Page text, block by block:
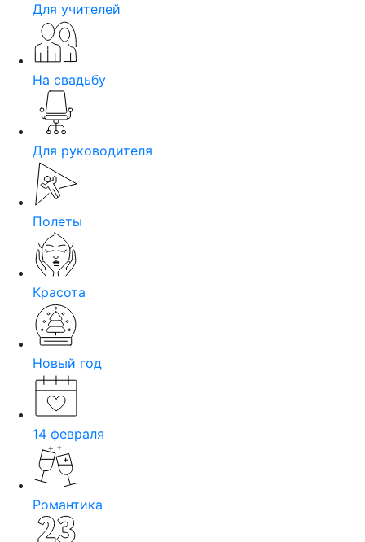
Для учителей
На свадьбу
Для руководителя
Полеты
Красота
Новый год
14 февраля
Романтика